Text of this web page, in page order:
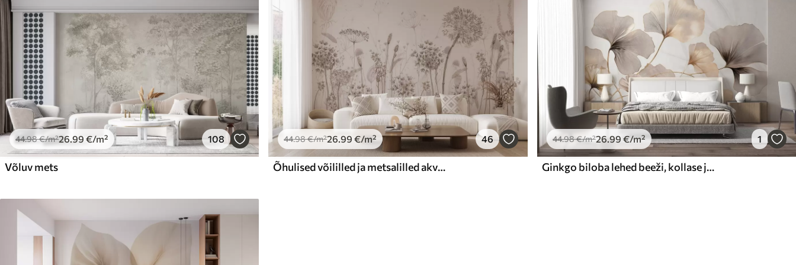
44.98€/m²26.99 €/m² 108
Võluv mets
44.98€/m²26 .99 €/m² 46
Õhulised võililled ja metsalilled akvarellistiilis
44.98€/m²26.99 €/m² 1
Ginkgo biloba lehed beeži, kollase ja pruuni toonides, õrnade tekstuuridega akvarelli efekt, kerge taustaga